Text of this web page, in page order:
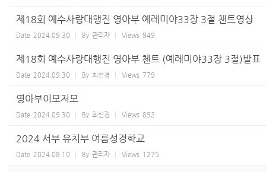
제18회 예수사랑대행진 영아부 예레미야33장 3절 챈트영상
Date 2024.09.30 By 관리자 Views 949
제18회 예수사랑대행진 영아부 첸트 (예레미야33장 3절)발표
Date 2024.09.30 By 최선경 Views 779
영아부이모저모
Date 2024.09.30 By 최선경 Views 892
2024 서부 유치부 여름성경학교
Date 2024.08.10 By 관리자 Views 1275